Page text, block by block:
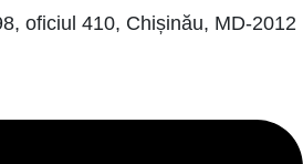
oficiul 410, Chișinău, MD-2012